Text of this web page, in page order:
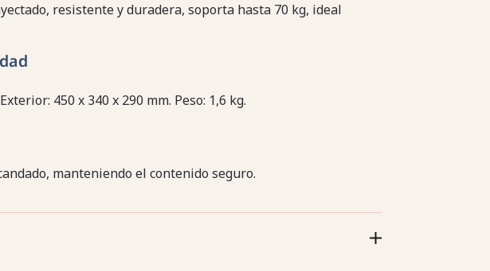
resistente y duradera, soporta hasta 70 kg, ideal
450 x 340 x 290 mm. Peso: 1,6 kg.
manteniendo el contenido seguro.